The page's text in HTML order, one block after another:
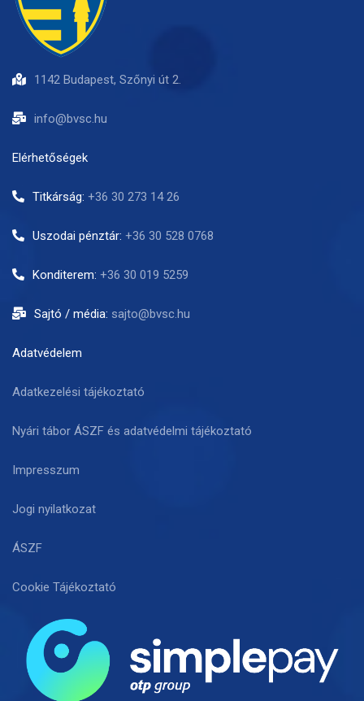
1142 Budapest, Szőnyi út 2.
info@bvsc.hu
Elérhetőségek
Titkárság: +36 30 273 14 26
Uszodai pénztár: +36 30 528 0768
Konditerem: +36 30 019 5259
Sajtó / média: sajto@bvsc.hu
Adatvédelem
Adatkezelési tájékoztató
Nyári tábor ÁSZF és adatvédelmi tájékoztató
Impresszum
Jogi nyilatkozat
ÁSZF
Cookie Tájékoztató